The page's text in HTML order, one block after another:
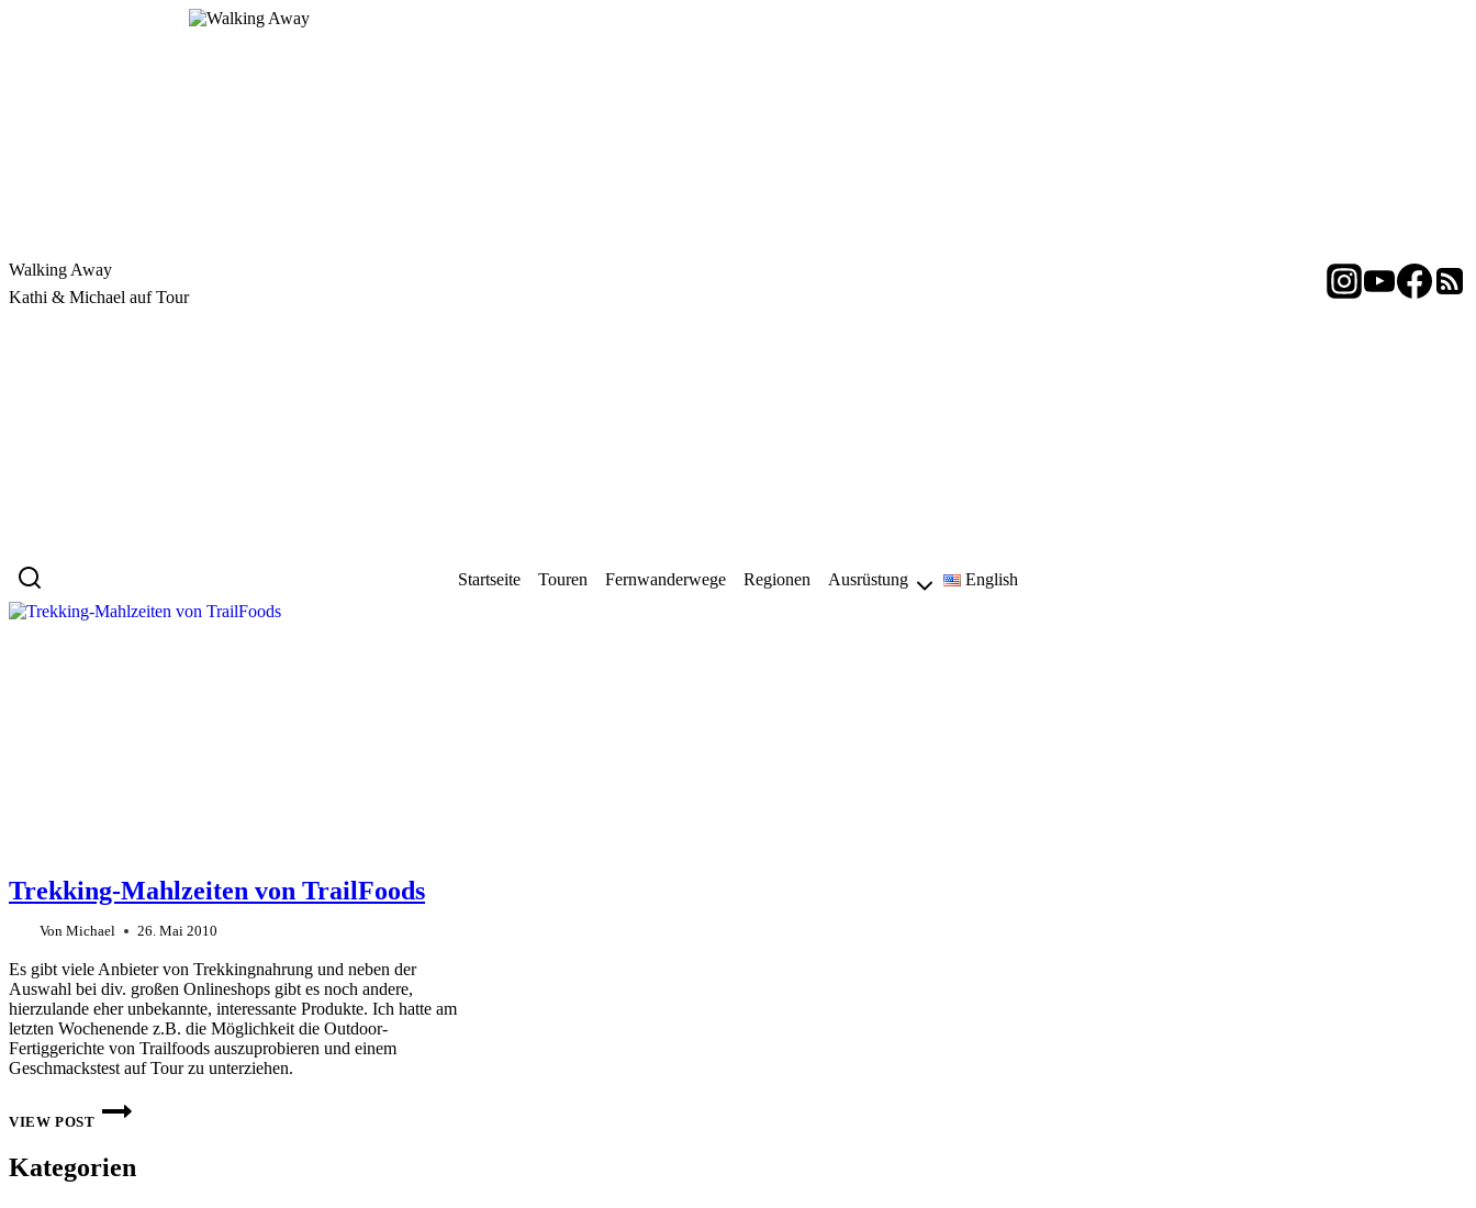
Walking Away
Kathi & Michael auf Tour
Startseite Touren Fernwanderwege Regionen Ausrüstung English
Trekking-Mahlzeiten von TrailFoods
Von Michael 26. Mai 2010
Es gibt viele Anbieter von Trekkingnahrung und neben der
Auswahl bei div. großen Onlineshops gibt es noch andere,
hierzulande eher unbekannte, interessante Produkte. Ich hatte am
letzten Wochenende z.B. die Möglichkeit die Outdoor-
Fertiggerichte von Trailfoods auszuprobieren und einem
Geschmackstest auf Tour zu unterziehen.
VIEW POST
TREKKING-
MAHLZEITEN
Kategorien